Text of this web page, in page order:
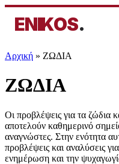
ENIKOS.
Αρχική » ΖΩΔΙΑ
ΖΩΔΙΑ
Οι προβλέψεις για τα ζώδια
αποτελούν καθημερινό
αναγνώστες. Στην ενότητα
προβλέψεις και αναλύσεις
ενημέρωση και την